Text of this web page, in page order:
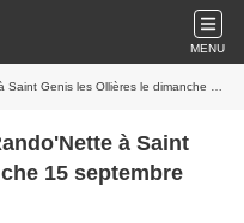
MENU
les Ollières le dimanche 15 septembre 2024
à Saint
15 septembre